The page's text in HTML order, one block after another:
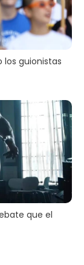
guionistas
que el